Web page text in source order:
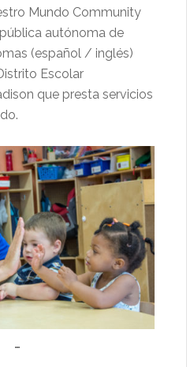
Mundo Community
autónoma de
(español / inglés)
Escolar
que presta servicios
…